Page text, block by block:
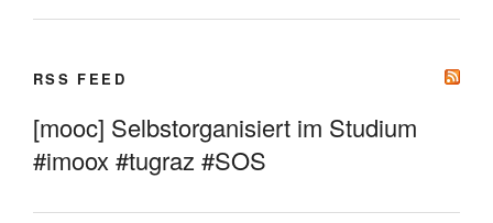
RSS FEED
[mooc] Selbstorganisiert im Studium
#imoox #tugraz #SOS